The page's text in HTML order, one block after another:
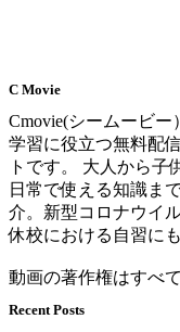
C Movie
Cmovie(シームービ
学習に役立つ無料配
トです。 大人から
日常で使える知識ま
介。新型コロナウイ
休校における自習に
動画の著作権はすべ
Recent Posts